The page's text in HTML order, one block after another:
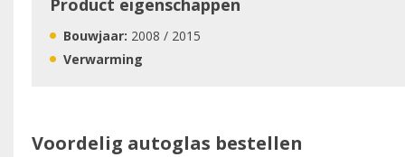
Product eigenschappen
Bouwjaar: 2008 / 2015
Verwarming
Voordelig autoglas bestellen